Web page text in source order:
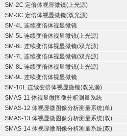
SM-2C 定倍体视显微镜(上光源)
SM-3C 定倍体视显微镜(双光源)
SM-4L 连续变倍体视显微镜
SM-5L 连续变倍体视显微镜(上光源)
SM-6L 连续变倍体视显微镜(双光源)
SM-7L 连续变倍体视显微镜(双光源)
SM-8L 连续变倍体视显微镜(上光源)
SM-9L 连续变倍体视显微镜
SM-10L 连续变倍体视显微镜(双光源)
SMAS-11 体视显微图像分析测量系统
SMAS-12 体视显微图像分析测量系统(单)
SMAS-13 体视显微图像分析测量系统(双)
SMAS-14 体视显微图像分析测量系统(双)